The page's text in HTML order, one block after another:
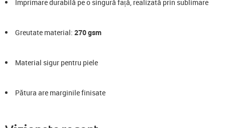
Imprimare durabilă pe o singură față, realizată prin sublimare
Greutate material: 270 gsm
Material sigur pentru piele
Pătura are marginile finisate